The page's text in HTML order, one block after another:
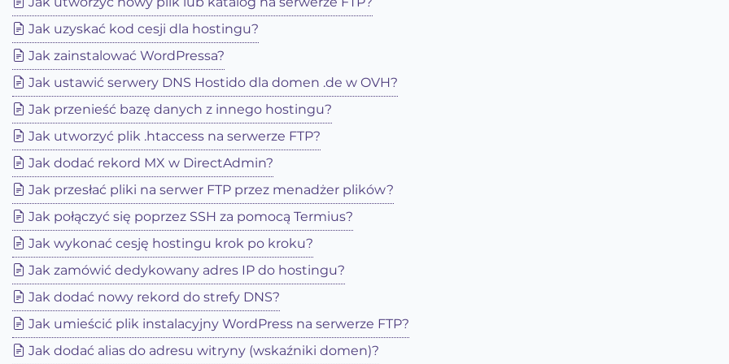
Jak uzyskać kod cesji dla hostingu?
Jak zainstalować WordPressa?
Jak ustawić serwery DNS Hostido dla domen .de w OVH?
Jak przenieść bazę danych z innego hostingu?
Jak utworzyć plik .htaccess na serwerze FTP?
Jak dodać rekord MX w DirectAdmin?
Jak przesłać pliki na serwer FTP przez menadżer plików?
Jak połączyć się poprzez SSH za pomocą Termius?
Jak wykonać cesję hostingu krok po kroku?
Jak zamówić dedykowany adres IP do hostingu?
Jak dodać nowy rekord do strefy DNS?
Jak umieścić plik instalacyjny WordPress na serwerze FTP?
Jak dodać alias do adresu witryny (wskaźniki domen)?